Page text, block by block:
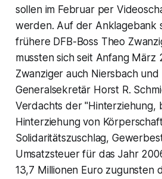
sollen im Februar per
werden. Auf der Anklagebank
frühere DFB-Boss Theo
mussten sich seit Anfang März
Zwanziger auch Niersbach und
Generalsekretär Horst R.
Verdachts der "Hinterziehung,
Hinterziehung von
Solidaritätszuschlag,
Umsatzsteuer für das Jahr
13,7 Millionen Euro zugunsten